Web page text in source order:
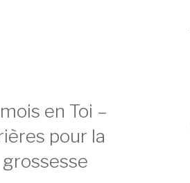
en Toi –
pour la
grossesse